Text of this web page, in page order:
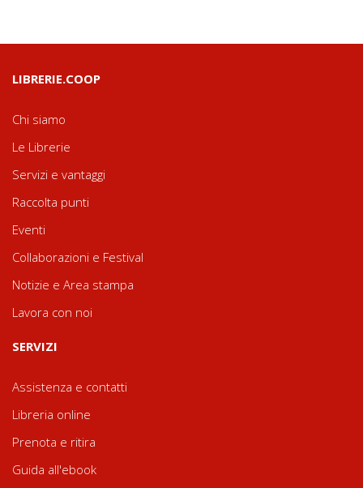
LIBRERIE.COOP
Chi siamo
Le Librerie
Servizi e vantaggi
Raccolta punti
Eventi
Collaborazioni e Festival
Notizie e Area stampa
Lavora con noi
SERVIZI
Assistenza e contatti
Libreria online
Prenota e ritira
Guida all'ebook